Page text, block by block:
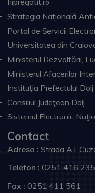
fiipregatit.ro
Strategia Națională
Portal de Servicii
Universitatea din
Ministerul Dezvoltării,
Ministerul Afacerilor
Instituţia Prefectului Dolj
Consiliul Judeţean Dolj
Sistemul Electronic
Contact
Adresa : Strada A.I.
Telefon : 0251 416 235
Fax : 0251 411 561